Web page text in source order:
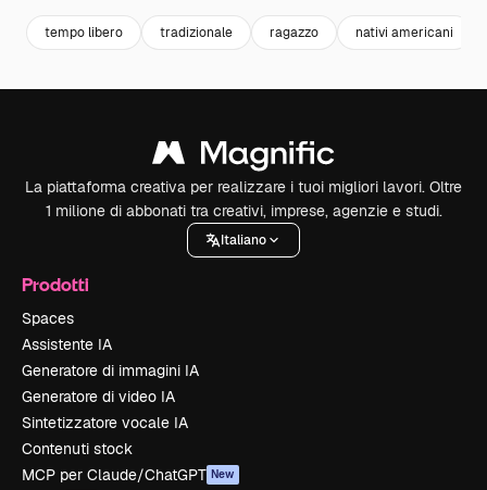
tempo libero tradizionale ragazzo nativi americani
La piattaforma creativa per realizzare i tuoi migliori lavori. Oltre
1 milione di abbonati tra creativi, imprese, agenzie e studi.
Italiano
Prodotti
Spaces
Assistente IA
Generatore di immagini IA
Generatore di video IA
Sintetizzatore vocale IA
Contenuti stock
MCP per Claude/ChatGPT New